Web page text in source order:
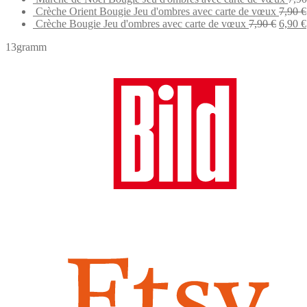
Crèche Orient Bougie Jeu d'ombres avec carte de vœux 7,90€
Crèche Bougie Jeu d'ombres avec carte de vœux 7,90€ 6,90 €
13gramm